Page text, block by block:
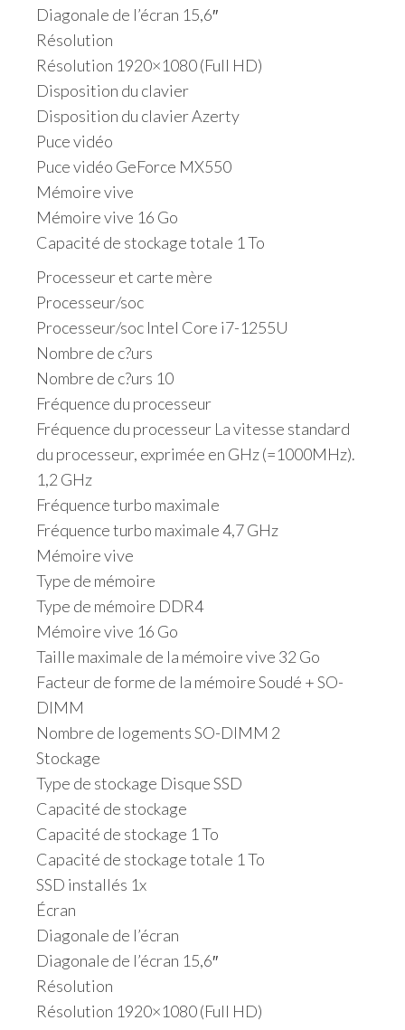
Diagonale de l’écran 15,6″
Résolution
Résolution 1920×1080 (Full HD)
Disposition du clavier
Disposition du clavier Azerty
Puce vidéo
Puce vidéo GeForce MX550
Mémoire vive
Mémoire vive 16 Go
Capacité de stockage totale 1 To
Processeur et carte mère
Processeur/soc
Processeur/soc Intel Core i7-1255U
Nombre de c?urs
Nombre de c?urs 10
Fréquence du processeur
Fréquence du processeur La vitesse standard
du processeur, exprimée en GHz (=1000MHz).
1,2 GHz
Fréquence turbo maximale
Fréquence turbo maximale 4,7 GHz
Mémoire vive
Type de mémoire
Type de mémoire DDR4
Mémoire vive 16 Go
Taille maximale de la mémoire vive 32 Go
Facteur de forme de la mémoire Soudé + SO-
DIMM
Nombre de logements SO-DIMM 2
Stockage
Type de stockage Disque SSD
Capacité de stockage
Capacité de stockage 1 To
Capacité de stockage totale 1 To
SSD installés 1x
Écran
Diagonale de l’écran
Diagonale de l’écran 15,6″
Résolution
Résolution 1920×1080 (Full HD)